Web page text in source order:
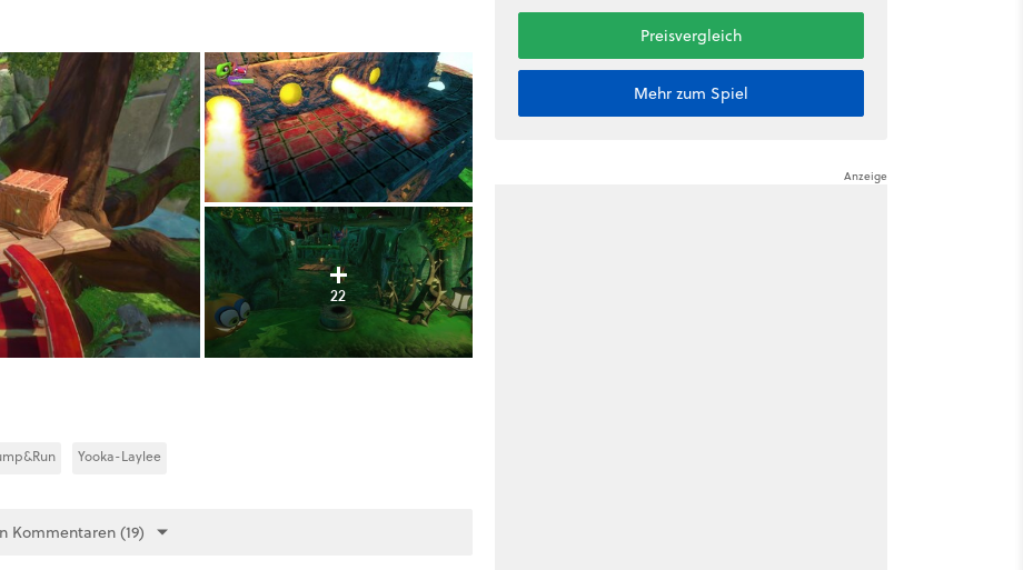
22
Yooka-Laylee
Kommentaren (19)
Preisvergleich
Mehr zum Spiel